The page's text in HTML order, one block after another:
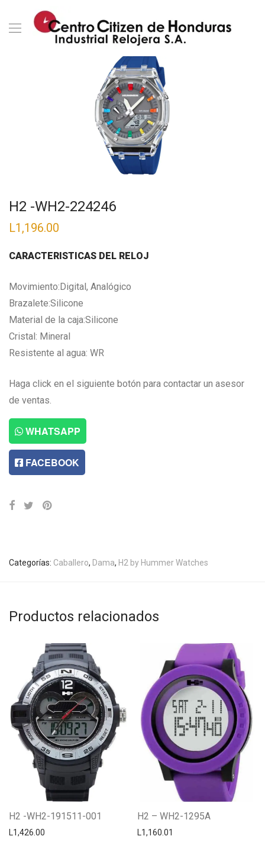
H2 -WH2-224246
L1,196.00
CARACTERISTICAS DEL RELOJ
Movimiento:Digital, Analógico
Brazalete:Silicone
Material de la caja:Silicone
Cristal: Mineral
Resistente al agua: WR
Haga click en el siguiente botón para contactar un asesor
de ventas.
WHATSAPP
FACEBOOK
Categorías: Caballero, Dama, H2 by Hummer Watches
Productos relacionados
H2 -WH2-191511-001
L1,426.00
H2 – WH2-1295A
L1,160.01